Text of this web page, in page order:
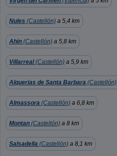
Nules (Castellón) a 5,4 km
Ahin (Castellón) a 5,8 km
Villarreal(Castellón) a 5,9 km
Alquerias de Santa Barbara (Castellón)
Almassora (Castellón) a 6,8 km
Montan (Castellón) a 8 km
Salsadella (Castellón) a 8,1 km